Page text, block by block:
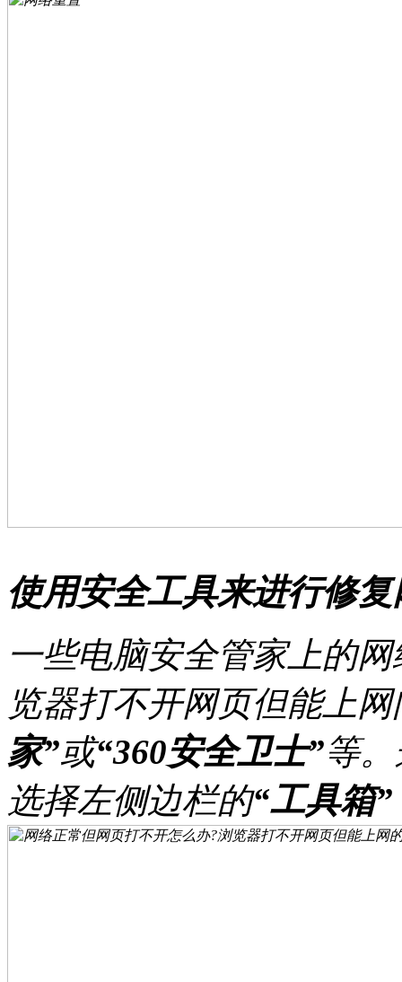
使用安全工具来进行修复
一些电脑安全管家上的
览器打不开网页但能上
家”或“360安全卫士”等
选择左侧边栏的“工具箱”